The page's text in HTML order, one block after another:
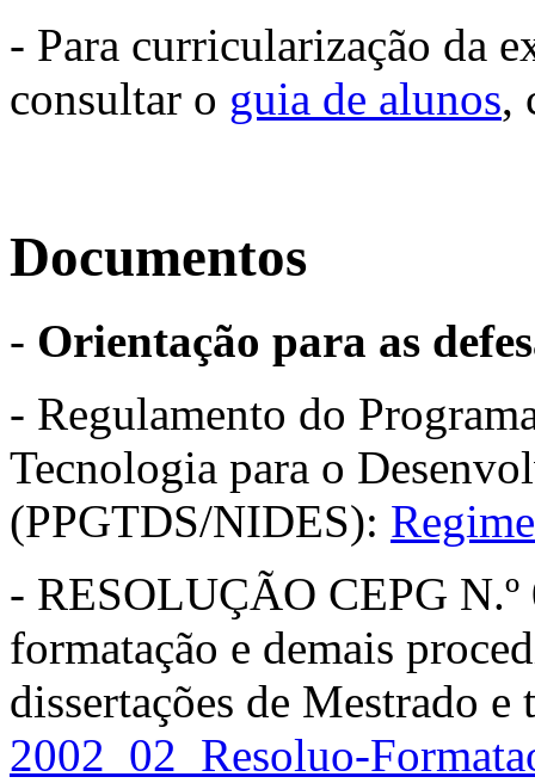
- Para curricularização da
consultar o guia de alunos,
Documentos
- Orientação para as
- Regulamento do
Tecnologia para o
(PPGTDS/NIDES):
- RESOLUÇÃO CEPG
formatação e demais
dissertações de Mestrado
2002_02_Resoluo-